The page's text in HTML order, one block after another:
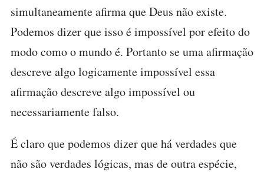
simultaneamente afirma que Deus não existe.
Podemos dizer que isso é impossível por efeito do
modo como o mundo é. Portanto se uma afirmação
descreve algo logicamente impossível essa
afirmação descreve algo impossível ou
necessariamente falso.
É claro que podemos dizer que há verdades que
não são verdades lógicas, mas de outra espécie,